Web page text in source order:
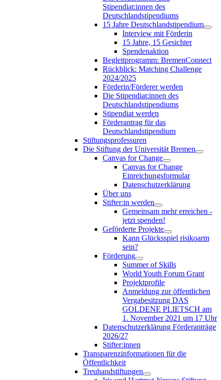
Stipendiat:innen des
Deutschlandstipendiums
15 Jahre Deutschlandstipendium
Interview mit Förderin
15 Jahre, 15 Gesichter
Spendenaktion
Begleitprogramm: BremenConnect
Rückblick: Matching Challenge
2024/2025
Förderin/Förderer werden
Die Stipendiat:innen des
Deutschlandstipendiums
Stipendiat werden
Förderantrag für das
Deutschlandstipendium
Stiftungsprofessuren
Die Stiftung der Universität Bremen
Canvas for Change
Canvas for Change
Einreichungsformular
Datenschutzerklärung
Über uns
Stifter:in werden
Gemeinsam mehr erreichen -
jetzt spenden!
Geförderte Projekte
Kann Glücksspiel risikoarm
sein?
Förderung
Summer of Skills
World Youth Forum Grant
Projektprofile
Anmeldung zur öffentlichen
Vergabesitzung DAS
GOLDENE PLIETSCH am
1. November 2021 um 17 Uhr
Datenschutzerklärung Förderanträge
2026/27
Stifter:innen
Transparenzinformationen für die
Öffentlichkeit
Treuhandstiftungen